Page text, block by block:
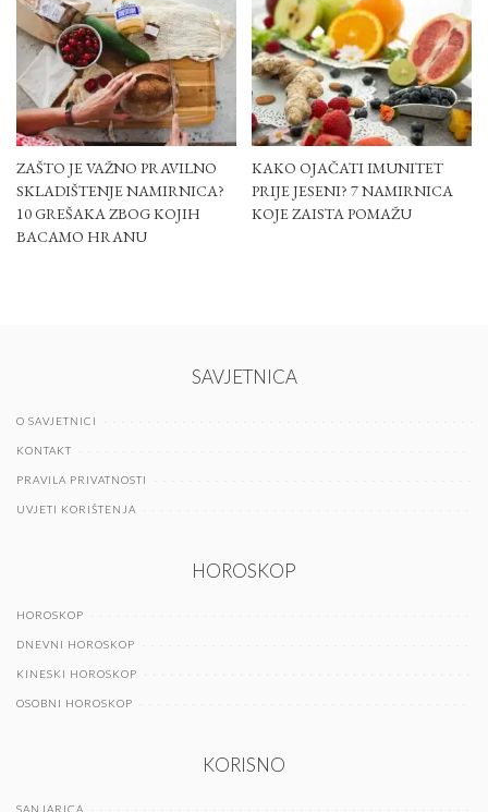
ZAŠTO JE VAŽNO PRAVILNO
SKLADIŠTENJE NAMIRNICA?
10 GREŠAKA ZBOG KOJIH
BACAMO HRANU
KAKO OJAČATI IMUNITET
PRIJE JESENI? 7 NAMIRNICA
KOJE ZAISTA POMAŽU
SAVJETNICA
O SAVJETNICI
KONTAKT
PRAVILA PRIVATNOSTI
UVJETI KORIŠTENJA
HOROSKOP
HOROSKOP
DNEVNI HOROSKOP
KINESKI HOROSKOP
OSOBNI HOROSKOP
KORISNO
SANJARICA